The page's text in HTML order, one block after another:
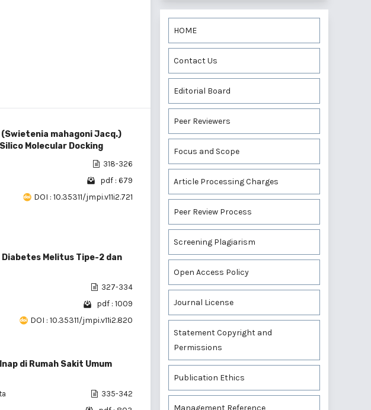
mahagoni Jacq.)
Molecular Docking
318-326
pdf : 679
DOI : 10.35311/jmpi.v11i2.721
Melitus Tipe-2 dan
327-334
pdf : 1009
DOI : 10.35311/jmpi.v11i2.820
di Rumah Sakit Umum
335-342
HOME
Contact Us
Editorial Board
Peer Reviewers
Focus and Scope
Article Processing Charges
Peer Review Process
Screening Plagiarism
Open Access Policy
Journal License
Statement Copyright and
Permissions
Publication Ethics
Management Reference